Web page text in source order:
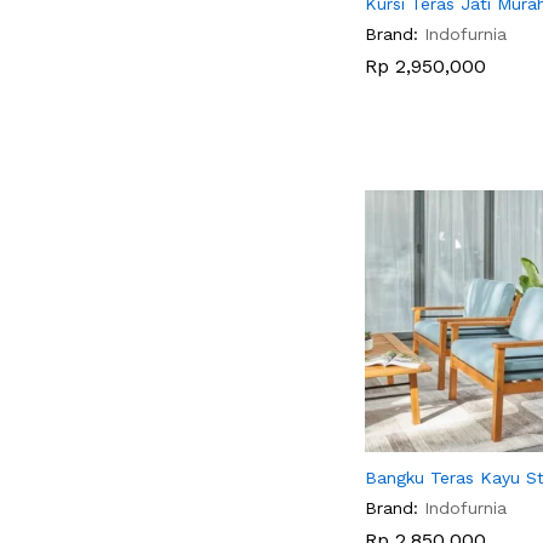
Brand: Indofurnia
Rp 2,950,000
Rp 2,950,000
Bangku Teras Kayu
Brand: Indofurnia